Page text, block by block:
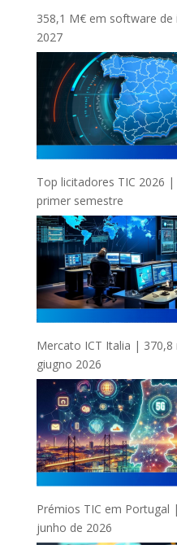
358,1 M€ em software
2027
Top licitadores TIC 2026
primer semestre
Mercato ICT Italia | 370,8
giugno 2026
Prémios TIC em
junho de 2026